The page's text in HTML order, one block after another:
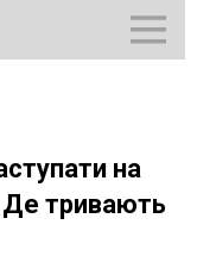
на
Де тривають